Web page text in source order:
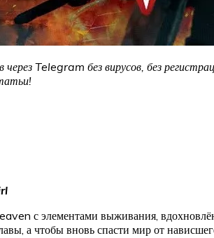
Telegram без вирусов, без
с элементами выживания,
а чтобы вновь спасти мир от